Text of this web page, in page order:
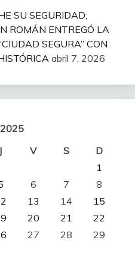
SU SEGURIDAD;
ROMÁN ENTREGÓ LA
SEGURA” CON
abril 7, 2026
J V S
D
1
6 7
8
13 14
15
20 21
22
27 28
29